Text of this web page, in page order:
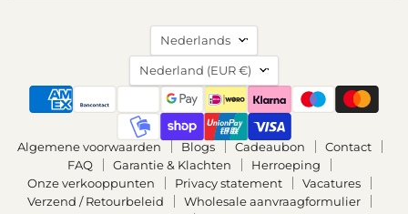
Taal
Nederlands
Land
Nederland (EUR €)
Algemene voorwaarden Blogs Cadeaubon
Contact
FAQ
Garantie & Klachten
Herroeping
Onze verkooppunten
Privacy statement
Vacatures
Verzend / Retourbeleid
Wholesale aanvraagformulier